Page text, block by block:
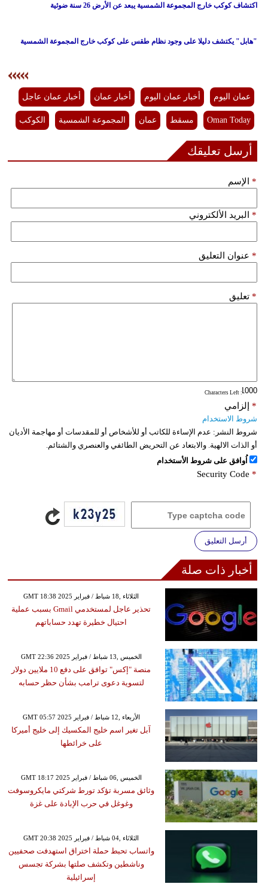
اكتشاف كوكب خارج المجموعة الشمسية يبعد عن الأرض 26 سنة ضوئية
"هابل" يكتشف دليلا على وجود نظام طقس على كوكب خارج المجموعة الشمسية
عمان اليوم أخبار عمان اليوم أخبار عمان أخبار عمان عاجل
Oman Today مسقط عمان المجموعة الشمسية الكوكب
أرسل تعليقك
الإسم *
البريد الألكتروني *
عنوان التعليق *
تعليق *
: Characters Left
إلزامي *
شروط الاستخدام
شروط النشر: عدم الإساءة للكاتب أو للأشخاص أو للمقدسات أو مهاجمة الأديان
أو الذات الالهية. والابتعاد عن التحريض الطائفي والعنصري والشتائم.
اُوافق على شروط الأستخدام
Security Code *
أرسل التعليق
أخبار ذات صلة
GMT 18:38 2025 الثلاثاء ,18 شباط / فبراير
تحذير عاجل لمستخدمي Gmail بسبب عملية
احتيال خطيرة تهدد حساباتهم
GMT 22:36 2025 الخميس ,13 شباط / فبراير
منصة "إكس" توافق على دفع 10 ملايين دولار
لتسوية دعوى ترامب بشأن حظر حسابه
GMT 05:57 2025 الأربعاء ,12 شباط / فبراير
آبل تغير اسم خليج المكسيك إلى خليج أميركا
على خرائطها
GMT 18:17 2025 الخميس ,06 شباط / فبراير
وثائق مسربة تؤكد تورط شركتي مايكروسوفت
وغوغل في حرب الإبادة على غزة
GMT 20:38 2025 الثلاثاء ,04 شباط / فبراير
واتساب تحبط حملة اختراق استهدفت صحفيين
وناشطين وتكشف صلتها بشركة تجسس
إسرائيلية